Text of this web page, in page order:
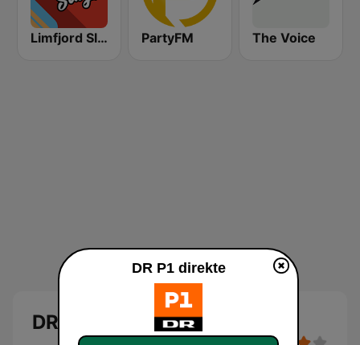
Limfjord Slager PartyFM The Voice
DR P1
DR P1 direkte